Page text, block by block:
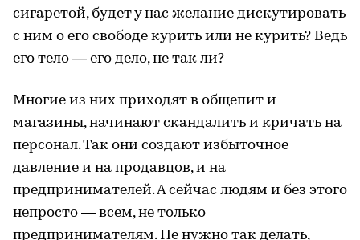
сигаретой, будет у нас желание дискутировать
с ним о его свободе курить или не курить? Ведь
его тело — его дело, не так ли?
Многие из них приходят в общепит и
магазины, начинают скандалить и кричать на
персонал. Так они создают избыточное
давление и на продавцов, и на
предпринимателей. А сейчас людям и без этого
непросто — всем, не только
предпринимателям. Не нужно так делать,